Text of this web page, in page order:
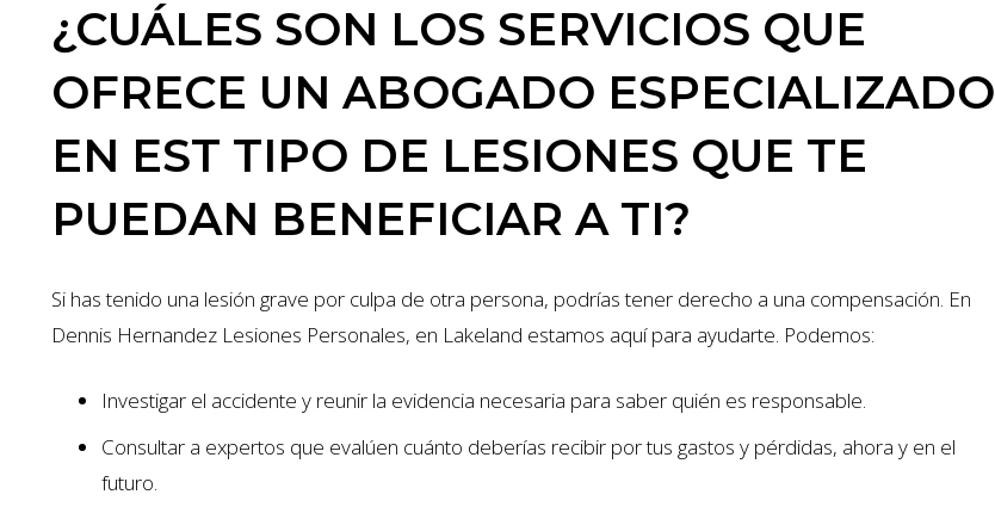
¿CUÁLES SON LOS SERVICIOS QUE
OFRECE UN ABOGADO ESPECIALIZADO
EN EST TIPO DE LESIONES QUE TE
PUEDAN BENEFICIAR A TI?
Si has tenido una lesión grave por culpa de otra persona, podrías tener derecho a una compensación. En
Dennis Hernandez Lesiones Personales, en Lakeland estamos aquí para ayudarte. Podemos:
Investigar el accidente y reunir la evidencia necesaria para saber quién es responsable.
Consultar a expertos que evalúen cuánto deberías recibir por tus gastos y pérdidas, ahora y en el
futuro.